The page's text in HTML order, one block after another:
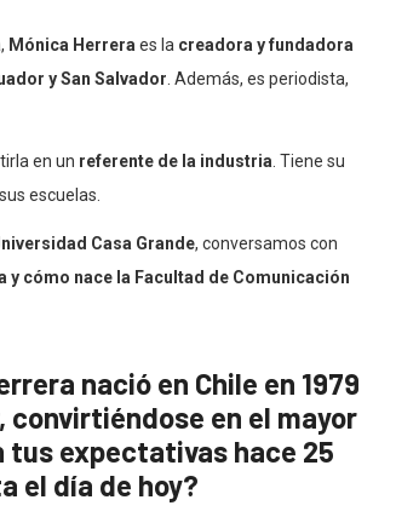
Mónica Herreraes la creadora y fundadora
y San Salvador. Además, es periodista,
en un referente de la industria. Tiene su
escuelas.
Casa Grande, conversamos con
cómo nace la Facultad de Comunicación
nació en Chile en 1979
convirtiéndose en el mayor
tus expectativas hace 25
el día de hoy?